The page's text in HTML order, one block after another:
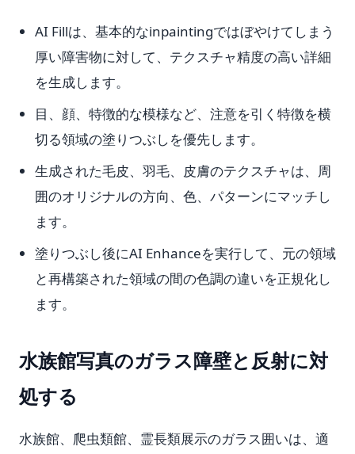
AI Fillは、基本的なinpaintingではぼやけてしまう
厚い障害物に対して、テクスチャ精度の高い詳細
を生成します。
目、顔、特徴的な模様など、注意を引く特徴を横
切る領域の塗りつぶしを優先します。
生成された毛皮、羽毛、皮膚のテクスチャは、周
囲のオリジナルの方向、色、パターンにマッチし
ます。
塗りつぶし後にAI Enhanceを実行して、元の領域
と再構築された領域の間の色調の違いを正規化し
ます。
水族館写真のガラス障壁と反射に対
処する
水族館、爬虫類館、霊長類展示のガラス囲いは、適